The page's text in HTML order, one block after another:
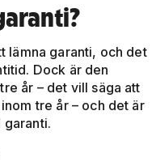
lämna garanti, och det
Dock är den
år – det vill säga att
tre år – och det är
garanti.